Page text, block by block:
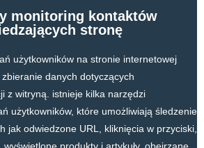
monitoring kontaktów
stronę
użytkowników na stronie internetowej
danych dotyczących
z witryną. istnieje kilka narzędzi
użytkowników, które umożliwiają śledzenie
jak odwiedzone URL, kliknięcia w przyciski,